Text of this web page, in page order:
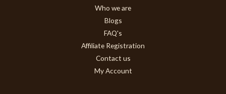
Who we are
Blogs
FAQ's
Affiliate Registration
Contact us
My Account